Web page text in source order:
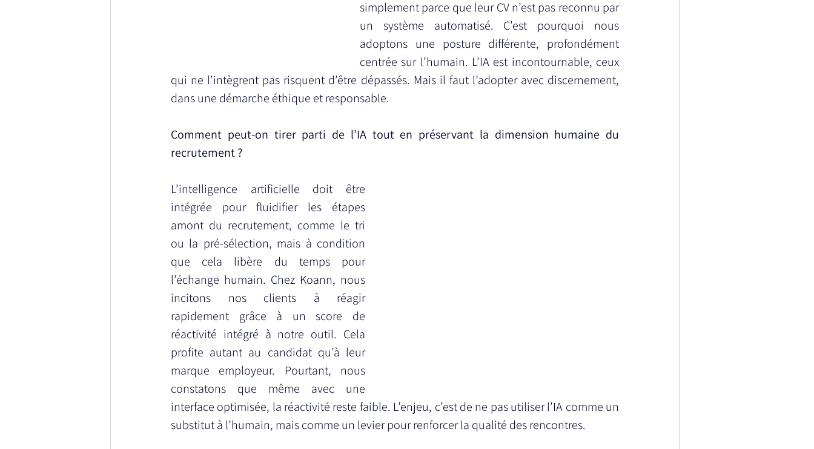
simplement parce que leur CV n’est pas reconnu par
un système automatisé. C’est pourquoi nous
adoptons une posture différente, profondément
centrée sur l’humain. L’IA est incontournable, ceux
qui ne l’intègrent pas risquent d’être dépassés. Mais il faut l’adopter avec discernement,
dans une démarche éthique et responsable.
Comment peut-on tirer parti de l’IA tout en préservant la dimension humaine du
recrutement ?
L’intelligence artificielle doit être
intégrée pour fluidifier les étapes
amont du recrutement, comme le tri
ou la pré-sélection, mais à condition
que cela libère du temps pour
l’échange humain. Chez Koann, nous
incitons nos clients à réagir
rapidement grâce à un score de
réactivité intégré à notre outil. Cela
profite autant au candidat qu’à leur
marque employeur. Pourtant, nous
constatons que même avec une
interface optimisée, la réactivité reste faible. L’enjeu, c’est de ne pas utiliser l’IA comme un
substitut à l’humain, mais comme un levier pour renforcer la qualité des rencontres.